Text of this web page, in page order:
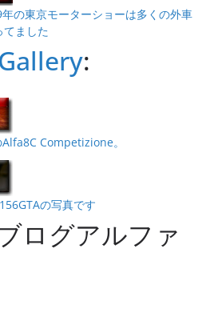
の東京モーターショーは多くの外車
ました
:
Competizione。
の写真です
ログアルファ